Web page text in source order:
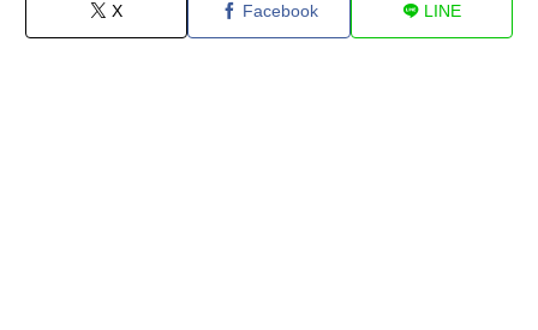
X Facebook LINE